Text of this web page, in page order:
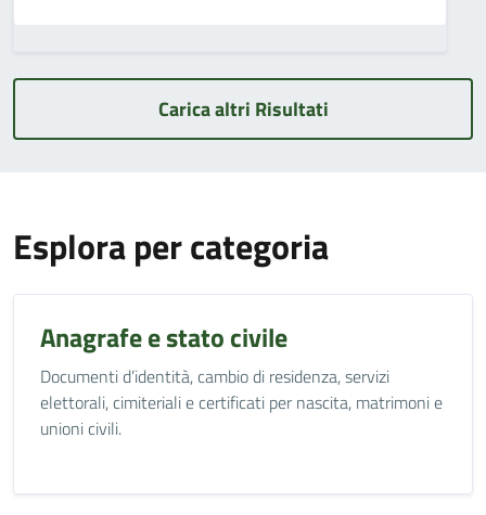
Carica altri Risultati
Esplora per categoria
Anagrafe e stato civile
Documenti d’identità, cambio di residenza, servizi
elettorali, cimiteriali e certificati per nascita, matrimoni e
unioni civili.